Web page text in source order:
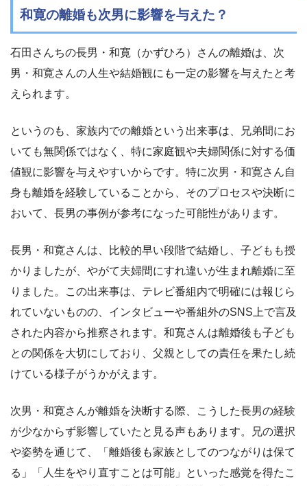
和寛の離婚も次男に影響を与えた？
石田さんちの長男・和寛（かずひろ）さんの離婚は、次
男・和寛さんの人生や結婚観にも一定の影響を与えたと考
えられます。
というのも、家族内での離婚という出来事は、兄弟間にお
いても無関係ではなく、特に家庭観や夫婦関係に対する価
値観に影響を与えやすいからです。特に次男・和寛さん自
身も離婚を経験していることから、そのプロセスや決断に
おいて、長男の事例が参考になった可能性があります。
長男・和寛さんは、比較的早い段階で結婚し、子どもも授
かりましたが、やがて夫婦間にすれ違いが生まれ離婚に至
りました。この出来事は、テレビ番組内で明確には報じら
れていないものの、インタビューや番組外のSNS上で言及
された内容から推察されます。和寛さんは離婚後も子ども
との関係を大切にしており、父親としての責任を果たし続
けている様子がうかがえます。
次男・和寛さんが離婚を決断する際、こうした長男の経験
が少なからず影響していたと見る声もあります。兄の選択
や姿勢を通じて、「離婚後も家族としてのつながりは保て
る」「人生をやり直すことは可能」といった感覚を得たこ